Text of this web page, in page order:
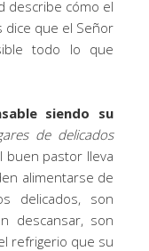
describe cómo el
dice que el Señor
todo lo que
siendo su
de delicados
buen pastor lleva
alimentarse de
delicados, son
descansar, son
refrigerio que su